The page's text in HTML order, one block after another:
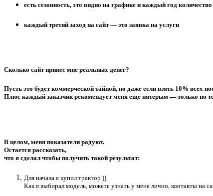
есть сезонность, это видно на графике и каждый год
каждый третий заход на сайт — это заявка на услуги
Сколько сайт принес мне реальных денег?
Пусть это будет коммерческой тайной, но даже если взять 10% всех
Плюс каждый заказчик рекомендует меня еще пятерым — только по
В целом, меня показатели радуют.
Остается рассказать,
что я сделал чтобы получить такой результат:
Для начала я купил трактор )).
Как я выбирал модель, можете узнать у меня лично, контакты на